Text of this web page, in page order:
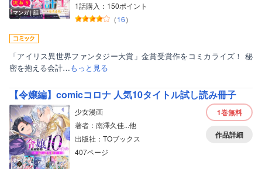
マンガ｜話
1話購入：150ポイント
（16）
「アイリス異世界ファンタジー大賞」金賞受賞作をコミカライズ！ 秘
密を抱える会計…もっと見る
【令嬢編】comicコロナ 人気10タイトル試し読み冊子
少女漫画
著者：南澤久佳...他
出版社：TOブックス
407ページ
1巻無料
作品詳細